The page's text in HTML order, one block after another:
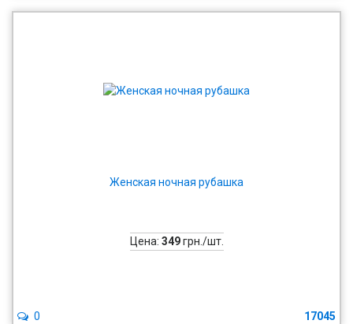
Женская ночная рубашка
Цена: 349грн./шт.
17045
0